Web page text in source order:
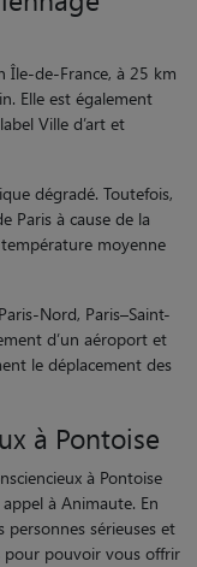
Île-de-France, à 25 km
Elle est également
Ville d’art et
dégradé. Toutefois,
Paris à cause de la
moyenne
Nord, Paris–Saint-
d’un aéroport et
le déplacement des
à Pontoise
à Pontoise
à Animaute. En
sérieuses et
pour pouvoir vous offrir